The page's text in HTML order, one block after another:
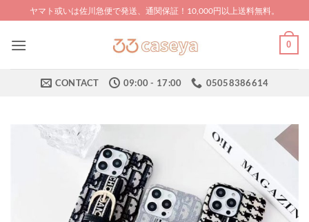
to
content
ヤマト或いは佐川急便で発送、通関保証！10,000円以上送料無料。
0
CONTACT 09:00 - 17:00 05058386614